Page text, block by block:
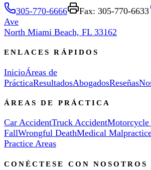
305-770-6666 Fax: 305-770-6633
Ave
North Miami Beach, FL 33162
ENLACES RÁPIDOS
InicioÁreas de
PrácticaResultadosAbogadosReseñas
ÁREAS DE PRÁCTICA
Car AccidentTruck AccidentMotorcycle
FallWrongful DeathMedical
Practice Areas
CONÉCTESE CON NOSOTROS